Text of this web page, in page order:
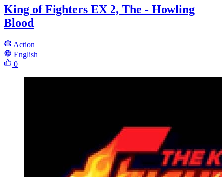
King of Fighters EX 2, The - Howling
Blood
Action
English
0